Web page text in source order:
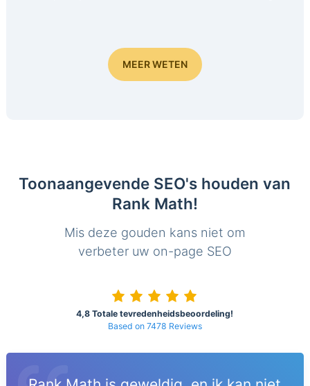
MEER WETEN
Toonaangevende SEO's houden van
Rank Math!
Mis deze gouden kans niet om
verbeter uw on-page SEO
4,8 Totale tevredenheidsbeoordeling!
Based on 7478 Reviews